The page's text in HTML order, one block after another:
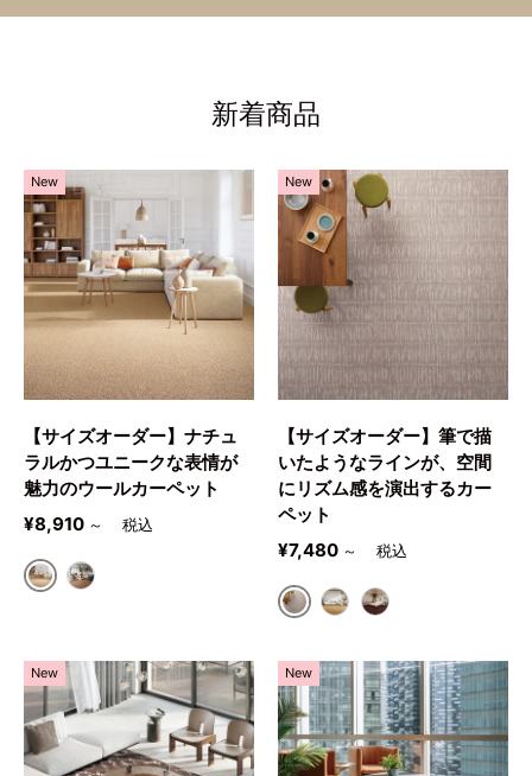
新着商品
New
【サイズオーダー】ナチュ
ラルかつユニークな表情が
魅力のウールカーペット
定価
¥8,910 ～
60016002
New
【サイズオーダー】筆で描
いたようなラインが、空間
にリズム感を演出するカー
ペット
定価
¥7,480 ～
230123022303
New New